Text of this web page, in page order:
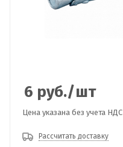
6 руб./шт
Цена указана без учета НДС
Рассчитать доставку